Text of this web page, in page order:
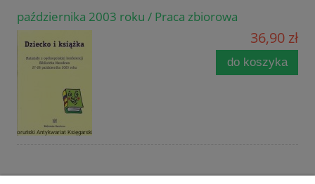
października 2003 roku / Praca zbiorowa
36,90 zł
do koszyka